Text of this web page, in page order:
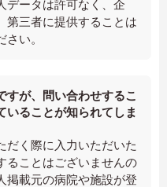
データは許可なく、企
第三者に提供することは
い。
すが、問い合わせするこ
いることが知られてしま
だく際に入力いただいた
ることはございませんの
掲載元の病院や施設が登